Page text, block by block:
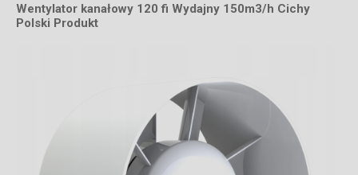
Wentylator kanałowy 120 fi Wydajny 150m3/h Cichy
Polski Produkt